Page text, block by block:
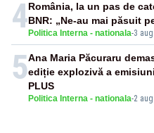
4 Politica Interna - nationala-3
România, la un pas de
BNR: „Ne-au mai păsuit
5
Politica Interna - nationala-2
Ana Maria Păcuraru
ediție explozivă a
PLUS